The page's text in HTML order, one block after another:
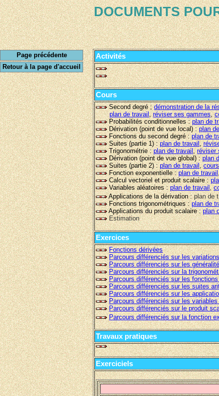
Activités
Cours
Second degré ;démonstration de la
plan de travail,réviser ses gammes,
Probabilités conditionnelles :plan de
Dérivation (point de vue local) :plan
Fonctions du second degré :plan de
Suites (partie 1) :plan de travail,
Trigonométrie :plan de travail,réviser
Dérivation (point de vue global) :plan
Suites (partie 2) :plan de travail,
Fonction exponentielle : plan de travail
Calcul vectoriel et produit scalaire :
Variables aléatoires : plan de travail,
Applications de la dérivation :plan de
Fonctions trigonométriques : plan de
Applications du produit scalaire : plan
Estimation
Exercices
Fonctions dérivées
Parcours différenciés sur les
Parcours différenciés sur les
Parcours différenciés sur la
Parcours différenciés sur les
Parcours différenciés sur les suites
Parcours différenciés sur les
Parcours différenciés sur les
Parcours différenciés sur le produit
Parcours différenciés sur la fonction
Travaux pratiques
Exerciciels
Page précédente
Retour à la page d'accueil
DOCUMENTS